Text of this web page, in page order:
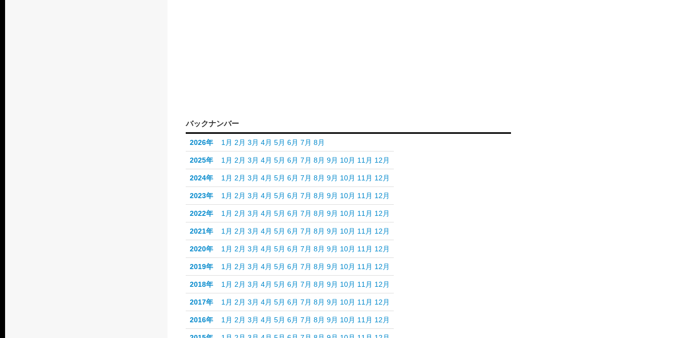
バックナンバー
2026年 1月 2月 3月 4月 5月 6月 7月 8月
2025年 1月 2月 3月 4月 5月 6月 7月 8月 9月 10月 11月 12月
2024年 1月 2月 3月 4月 5月 6月 7月 8月 9月 10月 11月 12月
2023年 1月 2月 3月 4月 5月 6月 7月 8月 9月 10月 11月 12月
2022年 1月 2月 3月 4月 5月 6月 7月 8月 9月 10月 11月 12月
2021年 1月 2月 3月 4月 5月 6月 7月 8月 9月 10月 11月 12月
2020年 1月 2月 3月 4月 5月 6月 7月 8月 9月 10月 11月 12月
2019年 1月 2月 3月 4月 5月 6月 7月 8月 9月 10月 11月 12月
2018年 1月 2月 3月 4月 5月 6月 7月 8月 9月 10月 11月 12月
2017年 1月 2月 3月 4月 5月 6月 7月 8月 9月 10月 11月 12月
2016年 1月 2月 3月 4月 5月 6月 7月 8月 9月 10月 11月 12月